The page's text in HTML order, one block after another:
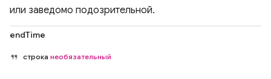
или заведомо подозрительной.
endTime
строка необязательный